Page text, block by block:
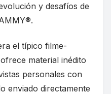
y desafíos de
el típico filme-
material inédito
personales con
enviado directamente